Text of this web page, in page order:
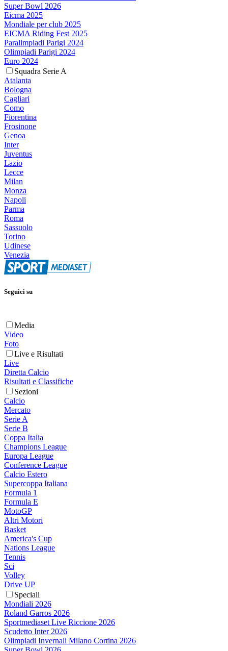
Super Bowl 2026
Eicma 2025
Mondiale per club 2025
EICMA Riding Fest 2025
Paralimpiadi Parigi 2024
Olimpiadi Parigi 2024
Euro 2024
Squadra Serie A
Atalanta
Bologna
Cagliari
Como
Fiorentina
Frosinone
Genoa
Inter
Juventus
Lazio
Lecce
Milan
Monza
Napoli
Parma
Roma
Sassuolo
Torino
Udinese
Venezia
Seguici su
Media
Video
Foto
Live e Risultati
Live
Diretta Calcio
Risultati e Classifiche
Sezioni
Calcio
Mercato
Serie A
Serie B
Coppa Italia
Champions League
Europa League
Conference League
Calcio Estero
Supercoppa Italiana
Formula 1
Formula E
MotoGP
Altri Motori
Basket
America's Cup
Nations League
Tennis
Sci
Volley
Drive UP
Speciali
Mondiali 2026
Roland Garros 2026
Sportmediaset Live Riccione 2026
Scudetto Inter 2026
Olimpiadi Invernali Milano Cortina 2026